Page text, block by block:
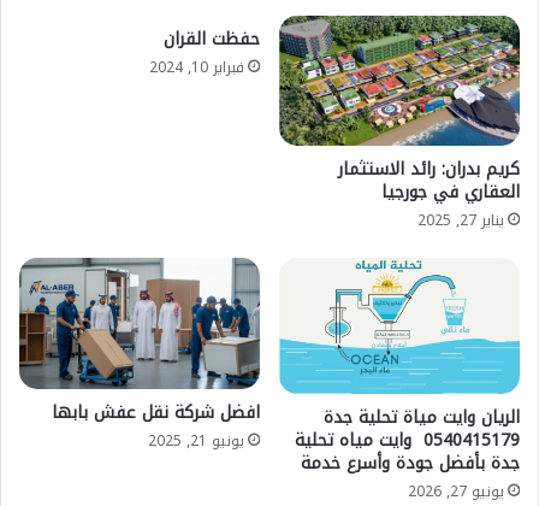
كريم بدران: رائد الاستثمار
العقاري في جورجيا
يناير 27, 2025
حفظت القران
فبراير 10, 2024
الريان وايت مياة تحلية جدة
0540415179 وايت مياه تحلية
جدة بأفضل جودة وأسرع خدمة
يونيو 27, 2026
افضل شركة نقل عفش بابها
يونيو 21, 2025